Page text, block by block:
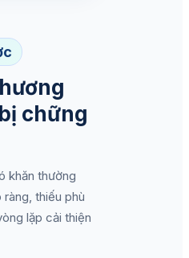
chững
khăn thường
thiếu phù
lặp cải thiện